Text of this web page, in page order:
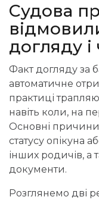
Судова
догляду
Факт догляду за
автоматичне
практиці
навіть коли, на
Основні причини
статусу опікуна
інших родичів, а
документи.
Розглянемо дві